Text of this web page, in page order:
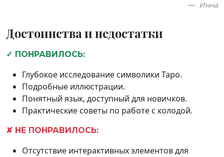
Инна
Достоинства и недостатки
✓ ПОНРАВИЛОСЬ:
Глубокое исследование символики Таро.
Подробные иллюстрации.
Понятный язык, доступный для новичков.
Практические советы по работе с колодой.
✘ НЕ ПОНРАВИЛОСЬ:
Отсутствие интерактивных элементов для